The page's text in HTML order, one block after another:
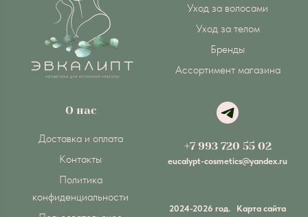
Уход за волосами
Уход за телом
Бренды
Ассортимент магазина
О нас
Доставка и оплата
Контакты
Политика
конфиденциальности
+7 993 720 55 02
eucalypt-cosmetics@yandex.ru
2024-2026 год. Карта сайта